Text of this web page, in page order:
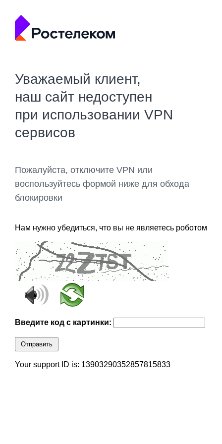
Уважаемый клиент,
наш сайт недоступен
при использовании VPN
сервисов
Пожалуйста, отключите VPN или
воспользуйтесь формой ниже для обхода
блокировки
Нам нужно убедиться, что вы не являетесь роботом
Введите код с картинки:
Отправить
Your support ID is: 13903290352857815833